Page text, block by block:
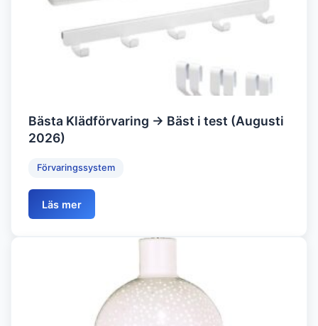
Bästa Klädförvaring → Bäst i test (Augusti
2026)
Förvaringssystem
Läs mer